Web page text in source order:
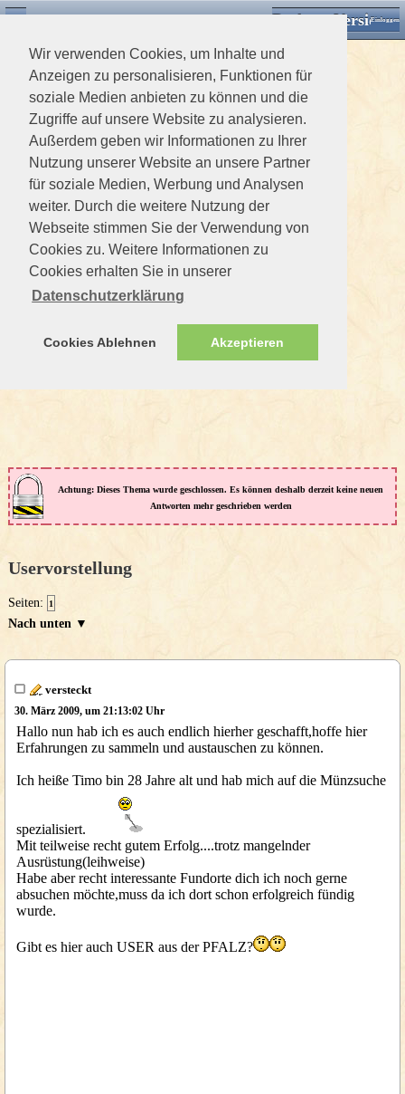
Wir verwenden Cookies, um Inhalte und
Anzeigen zu personalisieren, Funktionen für
soziale Medien anbieten zu können und die
Zugriffe auf unsere Website zu analysieren.
Außerdem geben wir Informationen zu Ihrer
Nutzung unserer Website an unsere Partner
für soziale Medien, Werbung und Analysen
weiter. Durch die weitere Nutzung der
Webseite stimmen Sie der Verwendung von
Cookies zu. Weitere Informationen zu
Cookies erhalten Sie in unserer
Datenschutzerklärung
Cookies Ablehnen Akzeptieren
Desktop VersionEinloggen
Achtung: Dieses Thema wurde geschlossen. Es können deshalb derzeit keine neuen
Antworten mehr geschrieben werden
Uservorstellung
Seiten: 1
Nach unten ▼
versteckt
30. März 2009, um 21:13:02 Uhr
Hallo nun hab ich es auch endlich hierher geschafft,hoffe hier
Erfahrungen zu sammeln und austauschen zu können.
Ich heiße Timo bin 28 Jahre alt und hab mich auf die Münzsuche
spezialisiert.
Mit teilweise recht gutem Erfolg....trotz mangelnder
Ausrüstung(leihweise)
Habe aber recht interessante Fundorte dich ich noch gerne
absuchen möchte,muss da ich dort schon erfolgreich fündig
wurde.
Gibt es hier auch USER aus der PFALZ?